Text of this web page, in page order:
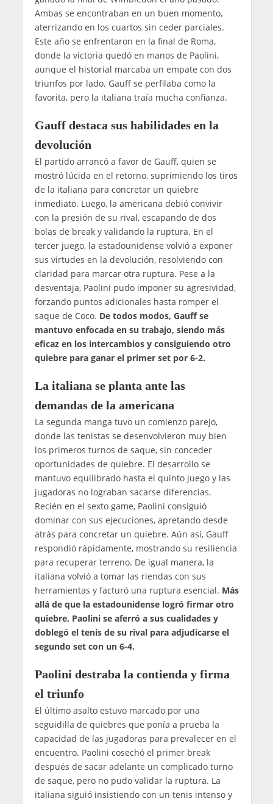
Ambas se encontraban en un buen momento,
aterrizando en los cuartos sin ceder parciales.
Este año se enfrentaron en la final de Roma,
donde la victoria quedó en manos de Paolini,
aunque el historial marcaba un empate con dos
triunfos por lado. Gauff se perfilaba como la
favorita, pero la italiana traía mucha confianza.
Gauff destaca sus habilidades en la
devolución
El partido arrancó a favor de Gauff, quien se
mostró lúcida en el retorno, suprimiendo los tiros
de la italiana para concretar un quiebre
inmediato. Luego, la americana debió convivir
con la presión de su rival, escapando de dos
bolas de break y validando la ruptura. En el
tercer juego, la estadounidense volvió a exponer
sus virtudes en la devolución, resolviendo con
claridad para marcar otra ruptura. Pese a la
desventaja, Paolini pudo imponer su agresividad,
forzando puntos adicionales hasta romper el
saque de Coco. De todos modos, Gauff se
mantuvo enfocada en su trabajo, siendo más
eficaz en los intercambios y consiguiendo otro
quiebre para ganar el primer set por 6-2.
La italiana se planta ante las
demandas de la americana
La segunda manga tuvo un comienzo parejo,
donde las tenistas se desenvolvieron muy bien
los primeros turnos de saque, sin conceder
oportunidades de quiebre. El desarrollo se
mantuvo equilibrado hasta el quinto juego y las
jugadoras no lograban sacarse diferencias.
Recién en el sexto game, Paolini consiguió
dominar con sus ejecuciones, apretando desde
atrás para concretar un quiebre. Aún así, Gauff
respondió rápidamente, mostrando su resiliencia
para recuperar terreno. De igual manera, la
italiana volvió a tomar las riendas con sus
herramientas y facturó una ruptura esencial. Más
allá de que la estadounidense logró firmar otro
quiebre, Paolini se aferró a sus cualidades y
doblegó el tenis de su rival para adjudicarse el
segundo set con un 6-4.
Paolini destraba la contienda y firma
el triunfo
El último asalto estuvo marcado por una
seguidilla de quiebres que ponía a prueba la
capacidad de las jugadoras para prevalecer en el
encuentro. Paolini cosechó el primer break
después de sacar adelante un complicado turno
de saque, pero no pudo validar la ruptura. La
italiana siguió insistiendo con un tenis intenso y